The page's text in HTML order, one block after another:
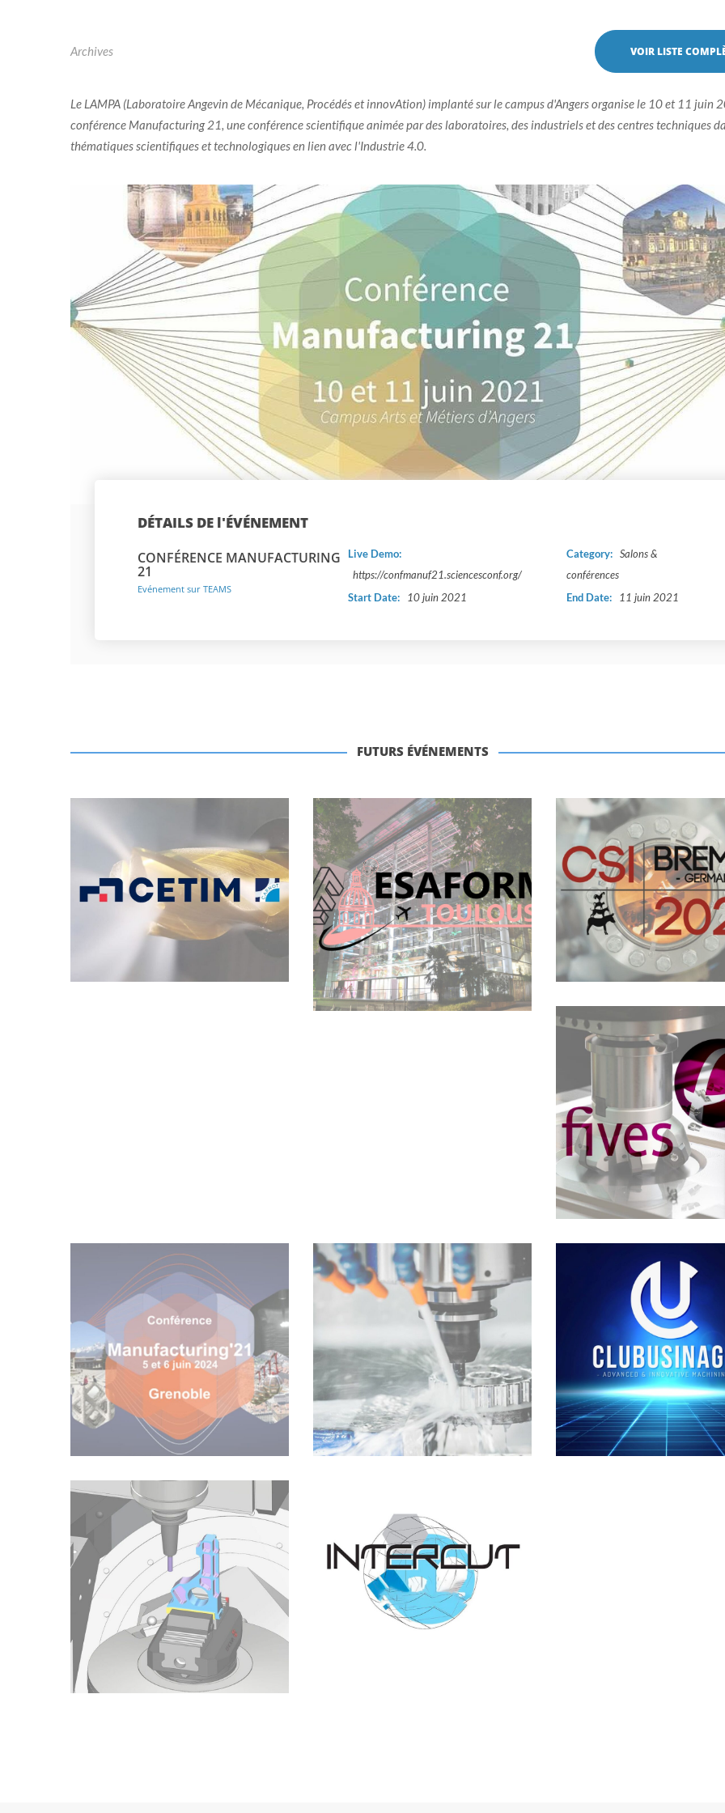
Archives VOIR LISTE
Le LAMPA (Laboratoire Angevin de Mécanique, Procédés et innovAtion) implanté sur le campus d'Angers organise le 10 et 11 juin
conférence Manufacturing 21, une conférence scientifique animée par des laboratoires, des industriels et des centres techniques
thématiques scientifiques et technologiques en lien avec l'Industrie 4.0.
DÉTAILS DE l'ÉVÉNEMENT
CONFÉRENCE MANUFACTURING
21
Evénement sur TEAMS
Live Demo:
https://confmanuf21.sciencesconf.org/
Start Date:
10 juin 2021
Category: Salons &
conférences
End Date:
11 juin 2021
FUTURS ÉVÉNEMENTS
Réunion CETIM
Senlis – Usinage
Cryogénique
Archives
Conférence
ESAFORM Toulouse
2024
Archives
Conférence CIRP
– Bremen 2024
Réunion FIVES
MACHINING
Echirolles –
Machines
Innovantes Et
Milling
Archives
Conférence
Manufacturing’21
2024 – Grenoble
Archives
17th International
Conference On High
Speed Machining
Archives
Anniversaire Des
Ans Du Club
Archives
19th CIRP
Conference On
Modeling Of
Machining
Operations
Archives
INTERCUT 2023